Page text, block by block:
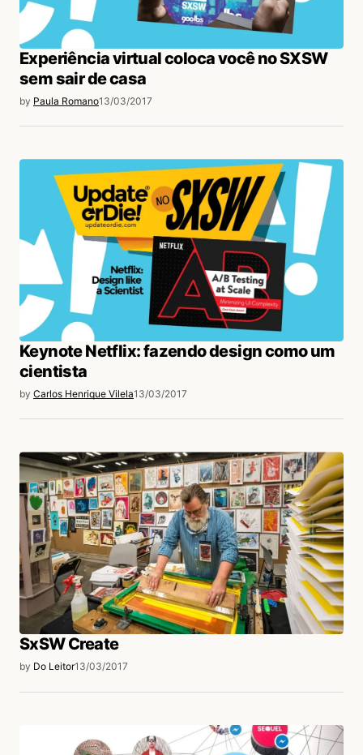
Experiência virtual coloca você no SXSW
sem sair de casa
by Paula Romano13/03/2017
Keynote Netflix: fazendo design como um
cientista
by Carlos Henrique Vilela13/03/2017
SxSW Create
by Do Leitor13/03/2017